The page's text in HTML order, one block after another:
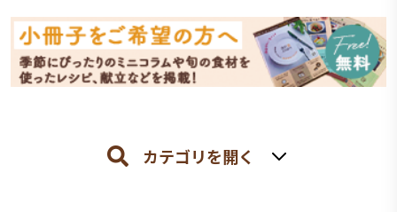
カテゴリを開く